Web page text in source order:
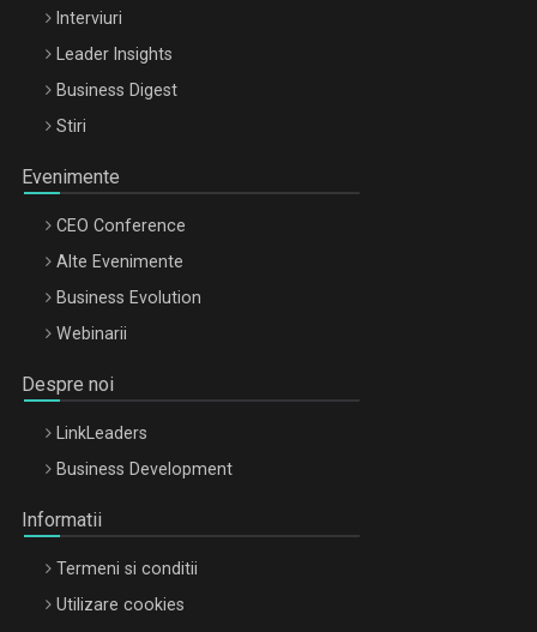
Interviuri
Leader Insights
Business Digest
Stiri
Evenimente
CEO Conference
Alte Evenimente
Business Evolution
Webinarii
Despre noi
LinkLeaders
Business Development
Informatii
Termeni si conditii
Utilizare cookies